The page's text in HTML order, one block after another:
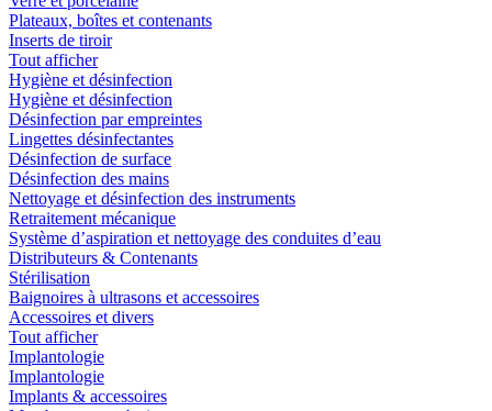
Plateaux, boîtes et contenants
Inserts de tiroir
Tout afficher
Hygiène et désinfection
Hygiène et désinfection
Désinfection par empreintes
Lingettes désinfectantes
Désinfection de surface
Désinfection des mains
Nettoyage et désinfection des instruments
Retraitement mécanique
Système d’aspiration et nettoyage des conduites d’eau
Distributeurs & Contenants
Stérilisation
Baignoires à ultrasons et accessoires
Accessoires et divers
Tout afficher
Implantologie
Implantologie
Implants & accessoires